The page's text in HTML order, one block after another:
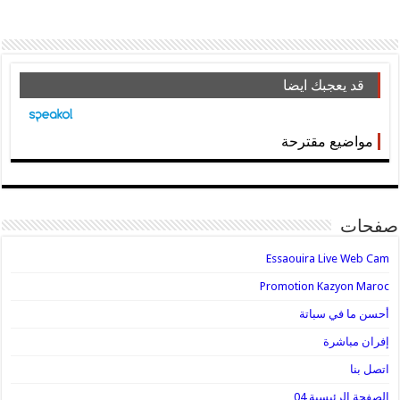
قد يعجبك ايضا
مواضيع مقترحة
صفحات
Essaouira Live Web Cam
Promotion Kazyon Maroc
أحسن ما في سباتة
إفران مباشرة
اتصل بنا
الصفحة الرئيسية 04